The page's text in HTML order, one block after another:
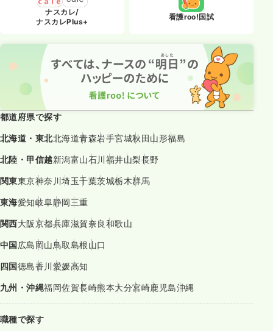
ナスカレ/
ナスカレPlus+
看護roo!国試
都道府県で探す
北海道・東北北海道青森岩手宮城秋田山形福島
北陸・甲信越新潟富山石川福井山梨長野
関東東京神奈川埼玉千葉茨城栃木群馬
東海愛知岐阜静岡三重
関西大阪京都兵庫滋賀奈良和歌山
中国広島岡山鳥取島根山口
四国徳島香川愛媛高知
九州・沖縄福岡佐賀長崎熊本大分宮崎鹿児島沖縄
職種で探す